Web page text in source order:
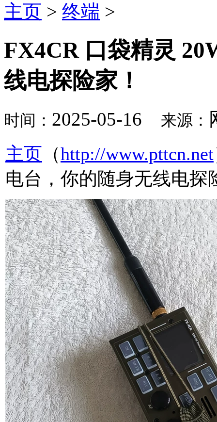
主页 > 终端 >
FX4CR 口袋精灵
线电探险家！
时间： 2025-05-16 来源：
主页 （http://www.pttcn.net
电台，你的随身无线电探